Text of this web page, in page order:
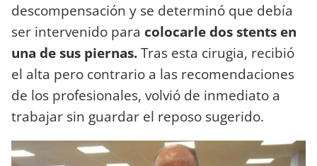
descompensación y se determinó que debía
ser intervenido para colocarle dos stents en
una de sus piernas.Tras esta cirugia, recibió
el alta pero contrario a las recomendaciones
de los profesionales, volvió de inmediato a
trabajar sin guardar el reposo sugerido.